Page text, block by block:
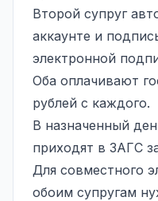
Второй супруг
аккаунте и
электронной
Оба оплачивают
рублей с каждого.
В назначенный
приходят в ЗАГС
Для совместного
обоим супругам